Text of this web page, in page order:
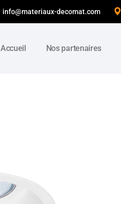
info@materiaux-decomat.com
Accueil Nos partenaires